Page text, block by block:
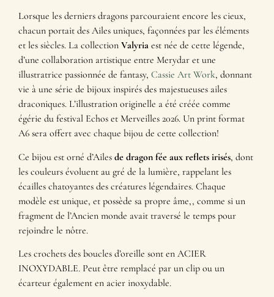
Lorsque les derniers dragons parcouraient encore les cieux,
chacun portait des Ailes uniques, façonnées par les éléments
et les siècles. La collection Valyria est née de cette légende,
d’une collaboration artistique entre Merydar et une
illustratrice passionnée de fantasy, Cassie Art Work, donnant
vie à une série de bijoux inspirés des majestueuses ailes
draconiques. L’illustration originelle a été créée comme
égérie du festival Echos et Merveilles 2026. Un print format
A6 sera offert avec chaque bijou de cette collection!
Ce bijou est orné d’Ailes de dragon fée aux reflets irisés, dont
les couleurs évoluent au gré de la lumière, rappelant les
écailles chatoyantes des créatures légendaires. Chaque
modèle est unique, et possède sa propre âme,, comme si un
fragment de l’Ancien monde avait traversé le temps pour
rejoindre le nôtre.
Les crochets des boucles d’oreille sont en ACIER
INOXYDABLE. Peut être remplacé par un clip ou un
écarteur également en acier inoxydable.